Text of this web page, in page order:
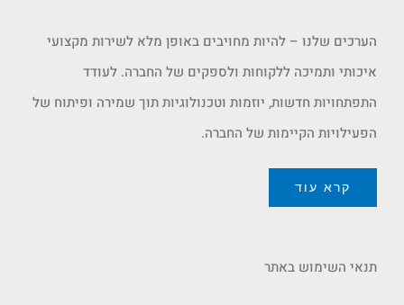
הערכים שלנו – להיות מחויבים באופן מלא לשירות מקצועי
איכותי ותמיכה ללקוחות ולספקים של החברה. לעודד
התפתחויות חדשות, יוזמות וטכנולוגיות תוך שמירה ופיתוח של
הפעילויות הקיימות של החברה.
קרא עוד
תנאי השימוש באתר